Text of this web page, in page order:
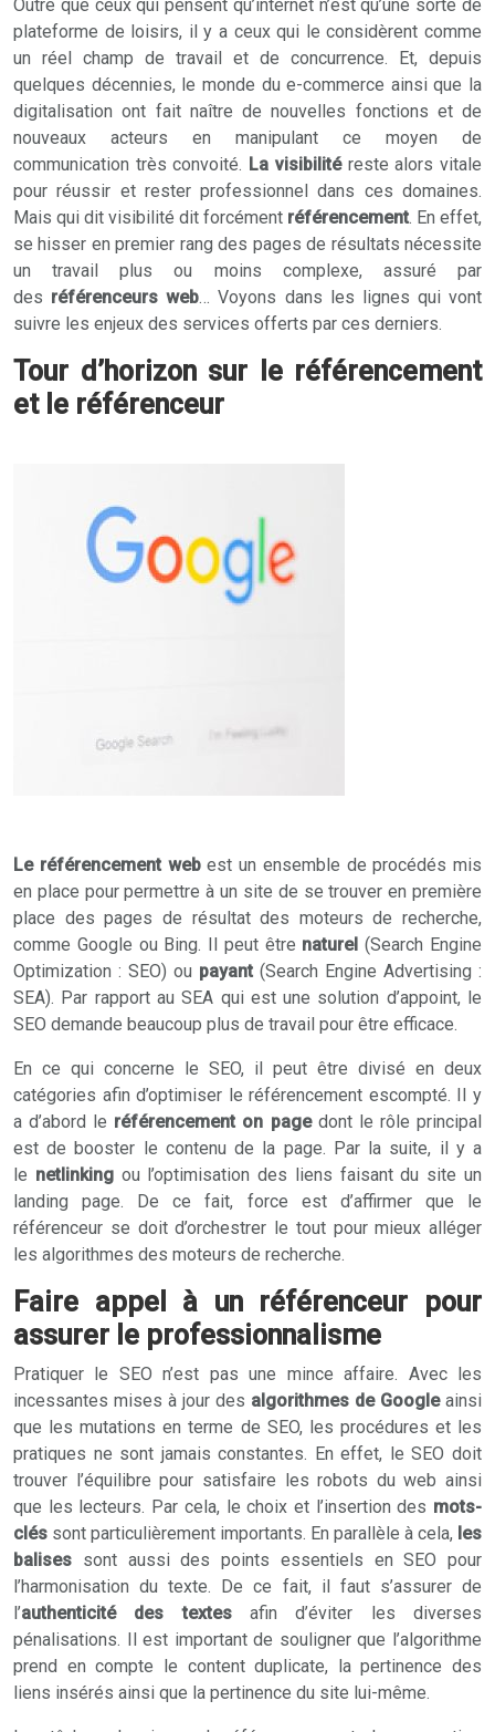
Outre que ceux qui pensent qu’internet n’est qu’une sorte de
plateforme de loisirs, il y a ceux qui le considèrent comme
un réel champ de travail et de concurrence. Et, depuis
quelques décennies, le monde du e-commerce ainsi que la
digitalisation ont fait naître de nouvelles fonctions et de
nouveaux acteurs en manipulant ce moyen de
communication très convoité. La visibilitéreste alors vitale
pour réussir et rester professionnel dans ces domaines.
Mais qui dit visibilité dit forcément référencement. En effet,
se hisser en premier rang des pages de résultats nécessite
un travail plus ou moins complexe, assuré par
des référenceurs web… Voyons dans les lignes qui vont
suivre les enjeux des services offerts par ces derniers.
Tour d’horizon sur le référencement
et le référenceur
Le référencement webest un ensemble de procédés mis
en place pour permettre à un site de se trouver en première
place des pages de résultat des moteurs de recherche,
comme Google ou Bing. Il peut être naturel(Search Engine
Optimization : SEO) ou payant (Search Engine Advertising :
SEA). Par rapport au SEA qui est une solution d’appoint, le
SEO demande beaucoup plus de travail pour être efficace.
En ce qui concerne le SEO, il peut être divisé en deux
catégories afin d’optimiser le référencement escompté. Il y
a d’abord le référencement on page dont le rôle principal
est de booster le contenu de la page. Par la suite, il y a
le netlinking ou l’optimisation des liens faisant du site un
landing page. De ce fait, force est d’affirmer que le
référenceur se doit d’orchestrer le tout pour mieux alléger
les algorithmes des moteurs de recherche.
Faire appel à un référenceur pour
assurer le professionnalisme
Pratiquer le SEO n’est pas une mince affaire. Avec les
incessantes mises à jour des algorithmes de Google ainsi
que les mutations en terme de SEO, les procédures et les
pratiques ne sont jamais constantes. En effet, le SEO doit
trouver l’équilibre pour satisfaire les robots du web ainsi
que les lecteurs. Par cela, le choix et l’insertion des mots-
clés sont particulièrement importants. En parallèle à cela, les
balises sont aussi des points essentiels en SEO pour
l’harmonisation du texte. De ce fait, il faut s’assurer de
l’authenticité des textes afin d’éviter les diverses
pénalisations. Il est important de souligner que l’algorithme
prend en compte le content duplicate, la pertinence des
liens insérés ainsi que la pertinence du site lui-même.